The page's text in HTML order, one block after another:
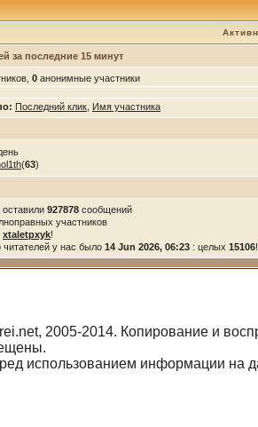
за последние 15 минут
0 анонимные участники
Последний клик Имя участника
(63)
927878 сообщений
участников
xtaletpxyk!
у нас было 14 Jun 2026, 06:23 : целых 15106!
2005-2014. Копирование и
использованием информации на